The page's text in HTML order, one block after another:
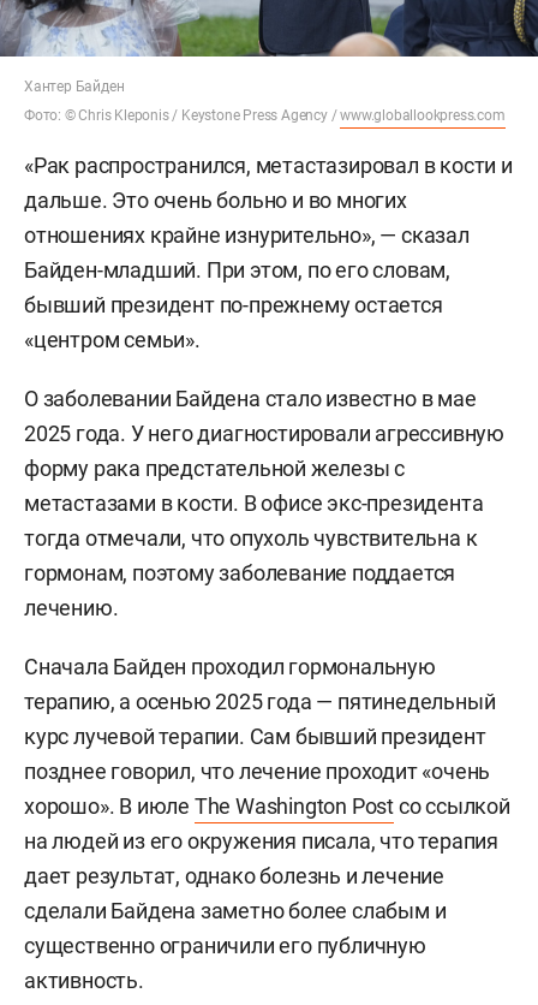
Хантер Байден
Фото: © Chris Kleponis / Keystone Press Agency /www.globallookpress.com
«Рак распространился, метастазировал в кости и
дальше. Это очень больно и во многих
отношениях крайне изнурительно», — сказал
Байден-младший. При этом, по его словам,
бывший президент по-прежнему остается
«центром семьи».
О заболевании Байдена стало известно в мае
2025 года. У него диагностировали агрессивную
форму рака предстательной железы с
метастазами в кости. В офисе экс-президента
тогда отмечали, что опухоль чувствительна к
гормонам, поэтому заболевание поддается
лечению.
Сначала Байден проходил гормональную
терапию, а осенью 2025 года — пятинедельный
курс лучевой терапии. Сам бывший президент
позднее говорил, что лечение проходит «очень
хорошо». В июле The Washington Postсо ссылкой
на людей из его окружения писала, что терапия
дает результат, однако болезнь и лечение
сделали Байдена заметно более слабым и
существенно ограничили его публичную
активность.